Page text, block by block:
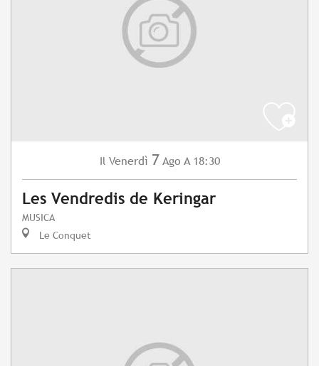
Il Venerdì 7 Ago A 18:30
Les Vendredis de Keringar
MUSICA
Le Conquet